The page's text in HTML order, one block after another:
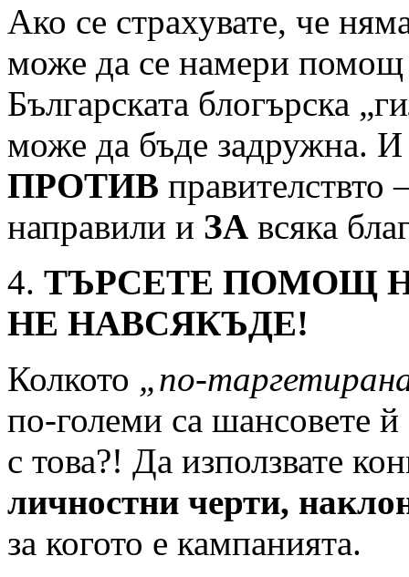
Ако се страхувате, че
може да се намери помощ
Българската блогърска
може да бъде задружна.
ПРОТИВ правителствто
направили и ЗА всяка
4. ТЪРСЕТЕ ПОМОЩ
НЕ НАВСЯКЪДЕ!
Колкото „по-
по-големи са шансовете
с това?! Да използвате
личностни черти,
за когото е кампанията.